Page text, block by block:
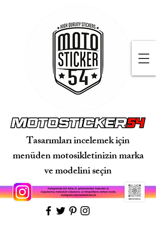
Tasarımları incelemek için
menüden motosikletinizin marka
ve modelini seçin